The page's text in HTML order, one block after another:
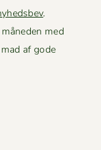
.
med
af gode